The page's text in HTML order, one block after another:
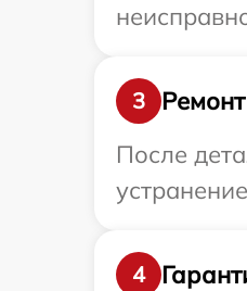
3
После
4